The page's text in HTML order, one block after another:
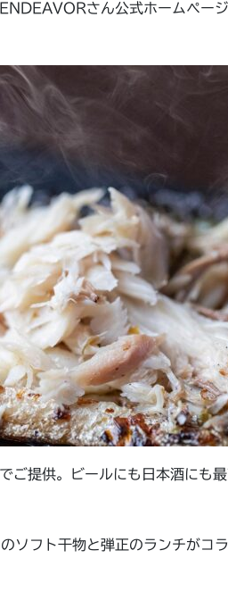
さん公式ホームページ
ご提供。ビールにも日本酒にも
ソフト干物と弾正のランチがコラ